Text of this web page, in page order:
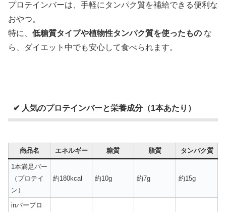
プロテインバーは、手軽にタンパク質を補給できる便利な
おやつ。
特に、 低糖質タイプや植物性タンパク質を使ったもの な
ら、ダイエット中でも安心して食べられます。
✔ 人気のプロテインバーと栄養成分（1本あたり）
商品名 エネルギー 糖質 脂質 タンパク質
1本満足バー
（プロテイ
ン）
約180kcal 約10g 約7g 約15g
inバープロ